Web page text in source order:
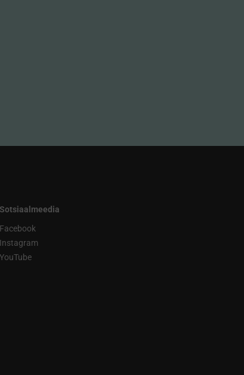
Sotsiaalmeedia
Facebook
Instagram
YouTube